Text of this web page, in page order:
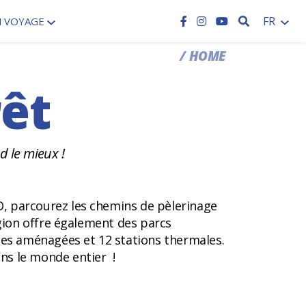
FR
HOME
le mieux !
parcourez les chemins de pèlerinage
offre également des parcs
aménagées et 12 stations thermales.
le monde entier !